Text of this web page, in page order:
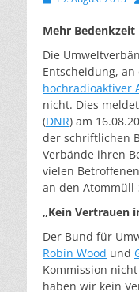
Mehr Bedenkzeit
Die
Entscheidung, an
hochradioaktiver
nicht. Dies
(DNR) am
der schriftlichen
Verbände ihren
vielen
an den
„Kein Vertrauen
Der Bund für
Robin Wood und
Kommission
haben wir kein